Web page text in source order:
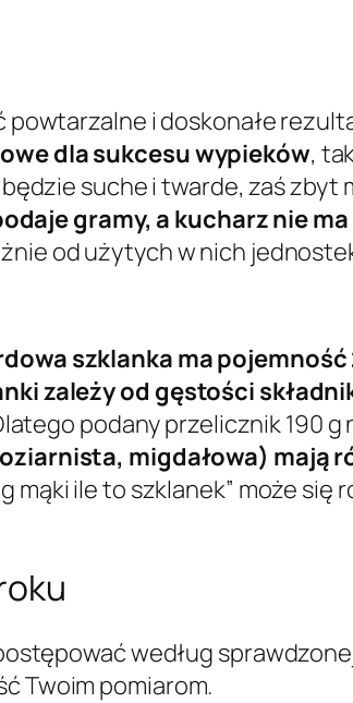
i doskonałe
dla sukcesu wypieków,
suche i twarde, zaś zbyt
gramy, a kucharz nie
od użytych w nich
szklanka ma pojemność
zależy od gęstości
podany przelicznik 190 g
migdałowa) mają
mąki ile to szklanek” może się
według
Twoim pomiarom.